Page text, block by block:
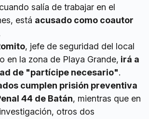
salía de trabajar en el
está acusado como coautor
, jefe de seguridad del local
en la zona de Playa Grande, irá a
de "partícipe necesario".
cumplen prisión preventiva
44 de Batán, mientras que en
otros dos